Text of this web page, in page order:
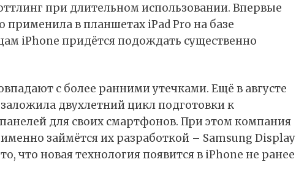
при длительном использовании. Впервые
в планшетах iPad Pro на базе
iPhone придётся подождать существенно
с более ранними утечками. Ещё в августе
двухлетний цикл подготовки к
для своих смартфонов. При этом компания
займётся их разработкой – Samsung Display
что новая технология появится в iPhone не ранее